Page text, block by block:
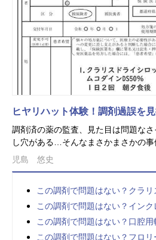
ヒヤリハット体験！調剤過誤を
調剤済の薬の監査、見た目は問題な
し穴がある…そんなまさかまさかの事
児島 悠史
この調剤で問題はない？クラリ
この調剤で問題はない？イン
この調剤で問題はない？口腔用
この調剤で問題はない？フロ